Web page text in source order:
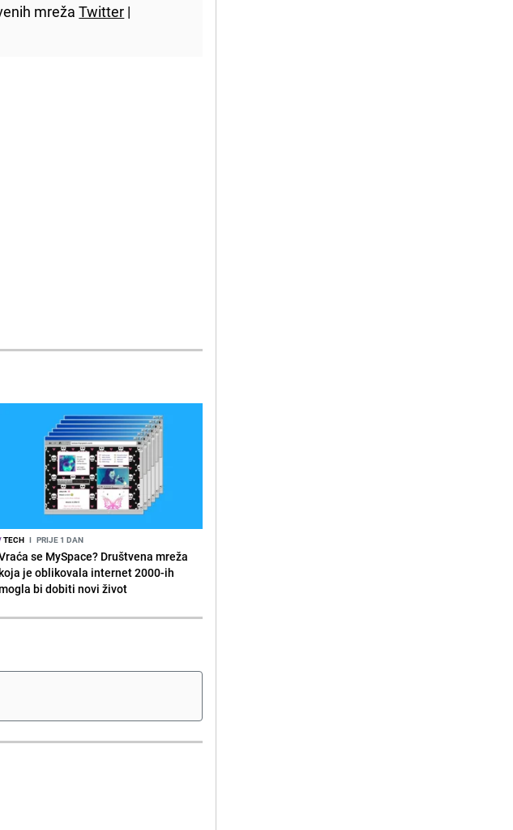
mrežaTwitter |
TECH I PRIJE 1 DAN
se MySpace? Društvena mreža
je oblikovala internet 2000-ih
bi dobiti novi život